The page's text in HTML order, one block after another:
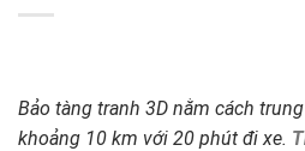
Bảo tàng tranh 3D nằm cách
khoảng 10 km với 20 phút đi xe.